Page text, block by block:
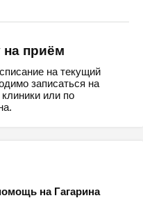
на приём
на текущий
записаться на
или по
на Гагарина